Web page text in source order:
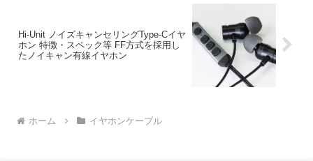
Hi-Unit ノイズキャンセリングType-Cイヤ
ホン 特徴・スペック等 FF方式を採用し
たノイキャン有線イヤホン
ホーム イヤホンケーブル